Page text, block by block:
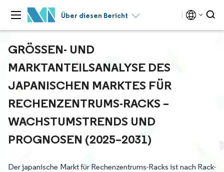
Über diesen Bericht
GRÖSSEN- UND M
ARKTANTEILSANALYSE DES J
APANISCHEN MARKTES FÜR R
ECHENZENTRUMS-RACKS – W
ACHSTUMSTRENDS UND P
ROGNOSEN (2025–2031)
Der japanische Markt für Rechenzentrums-Racks ist nach Rack-